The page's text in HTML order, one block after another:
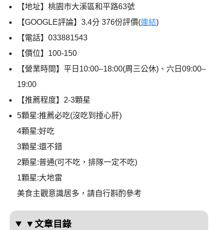
【地址】桃園市大溪區和平路63號
【GOOGLE評論】3.4分 376份評價(連結)
【電話】033881543
【價位】100-150
【營業時間】平日10:00–18:00(周三公休)、六日09:00–
19:00
【推薦程度】2-3顆星
5顆星:推薦必吃(沒吃到捶心肝)
4顆星:好吃
3顆星:還不錯
2顆星:普通(可不吃，排隊一定不吃)
1顆星:大地雷
美食主觀意識居多，請自行斟酌參考
▼文章目錄